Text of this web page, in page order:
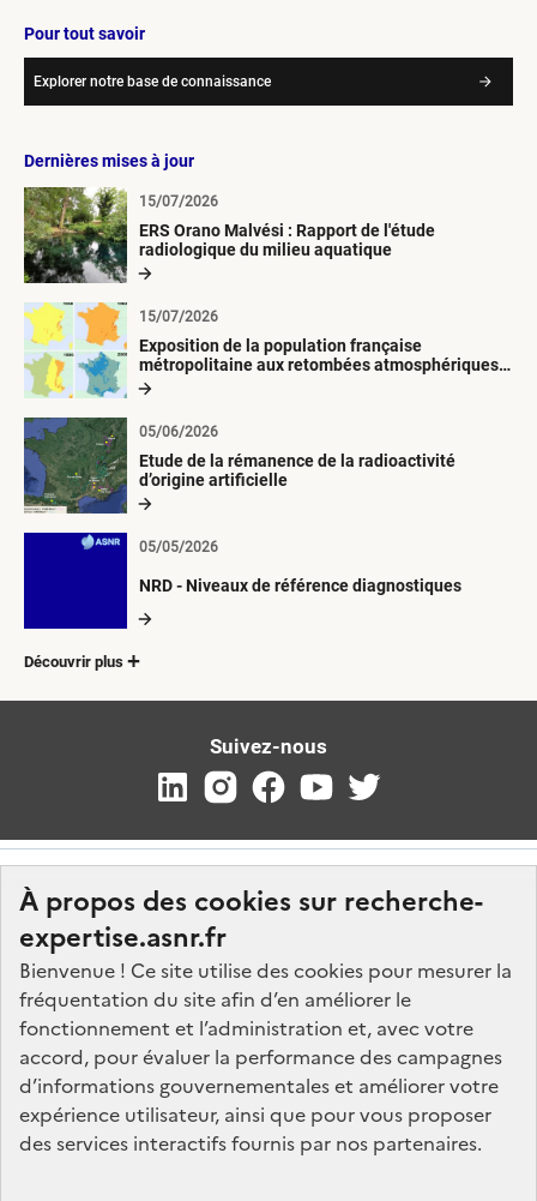
À propos des cookies sur recherche-
expertise.asnr.fr
Bienvenue ! Ce site utilise des cookies pour mesurer la
fréquentation du site afin d’en améliorer le
fonctionnement et l’administration et, avec votre
accord, pour évaluer la performance des campagnes
d’informations gouvernementales et améliorer votre
expérience utilisateur, ainsi que pour vous proposer
des services interactifs fournis par nos partenaires.
Pour tout savoir
Explorer notre base de connaissance
Dernières mises à jour
ERS Orano Malvési : Rapport de l'étude
radiologique du milieu aquatique
15/07/2026
Exposition de la population française
métropolitaine aux retombées atmosphériques
radioactives depuis 1945
15/07/2026
Etude de la rémanence de la radioactivité
d’origine artificielle
05/06/2026
NRD - Niveaux de référence diagnostiques
05/05/2026
Découvrir plus
Suivez-nous
Nos marchés
Nos offres d'emploi
FAQ
Glossaire